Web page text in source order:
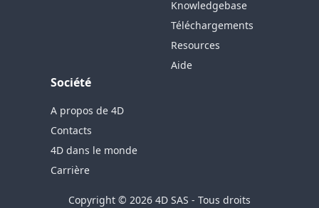
Knowledgebase
Téléchargements
Resources
Aide
Société
A propos de 4D
Contacts
4D dans le monde
Carrière
Copyright © 2026 4D SAS - Tous droits